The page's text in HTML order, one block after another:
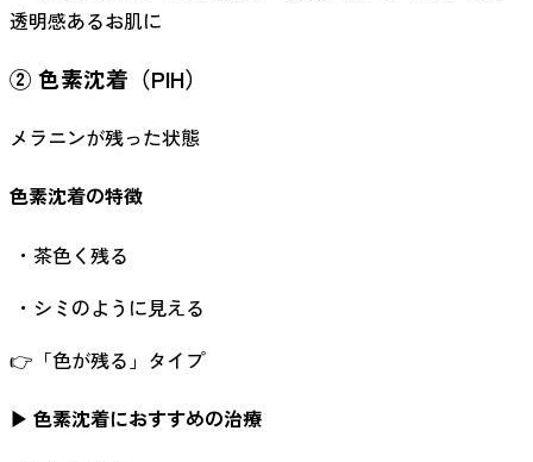
透明感あるお肌に
② 色素沈着（PIH）
メラニンが残った状態
色素沈着の特徴
・茶色く残る
・シミのように見える
👉「色が残る」タイプ
▶ 色素沈着におすすめの治療